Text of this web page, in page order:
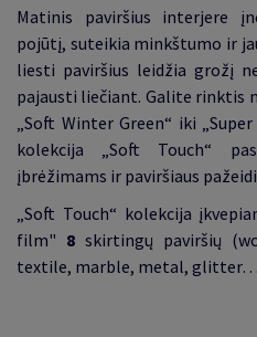
Matinis paviršius interjere
pojūtį, suteikia minkštumo ir
liesti paviršius leidžia grožį
pajausti liečiant. Galite rinktis
„Soft Winter Green“ iki
kolekcija „Soft Touch“
įbrėžimams ir paviršiaus
„Soft Touch“ kolekcija
film" 8 skirtingų paviršių
textile, marble, metal,